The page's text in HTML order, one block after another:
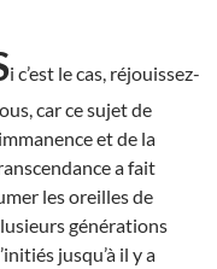
i c’est le cas, réjouissez-
car ce sujet de
et de la
a fait
les oreilles de
générations
jusqu’à il y a